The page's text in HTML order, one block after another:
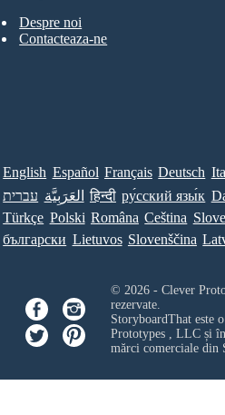
Despre noi
Contacteaza-ne
English Español Français Deutsch
עברית العَرَبِيَّة हिन्दी ру́сский язы́к
Türkçe Polski Româna Ceština
български Lietuvos Slovenščina
© 2026 - Clever
rezervate.
StoryboardThat este
Prototypes , LLCși
mărci comerciale din